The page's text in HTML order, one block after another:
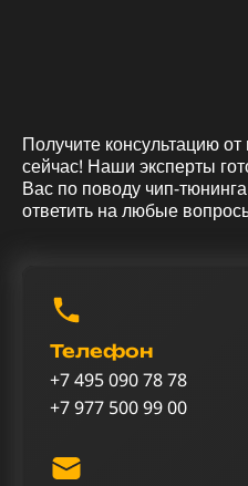
Получите консультацию
сейчас! Наши эксперты
Вас по поводу чип-
ответить на любые
Телефон
+7 495 090 78 78
+7 977 500 99 00